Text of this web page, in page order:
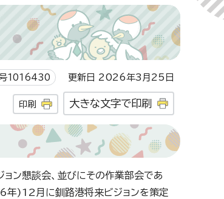
号1016430 更新日 2026年3月25日
印刷 大きな文字で印刷
ン懇談会、並びにその作業部会であ
6年)12月に釧路港将来ビジョンを策定